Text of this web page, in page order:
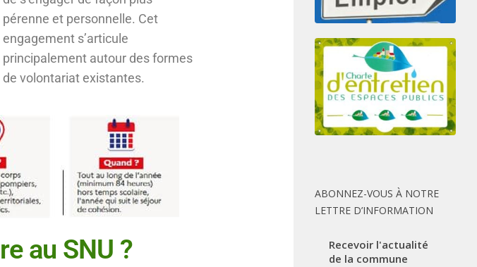
pérenne et personnelle. Cet
engagement s’articule
principalement autour des formes
de volontariat existantes.
au SNU ?
ABONNEZ-VOUS À NOTRE
LETTRE D’INFORMATION
Recevoir l'actualité
de la commune